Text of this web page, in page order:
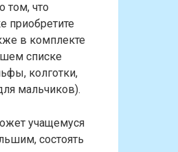
том, что
приобретите
в комплекте
списке
колготки,
мальчиков).
учащемуся
состоять